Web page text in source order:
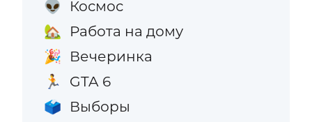
👽 Космос
🏡 Работа на дому
🎉 Вечеринка
🏃 GTA 6
🗳️ Выборы